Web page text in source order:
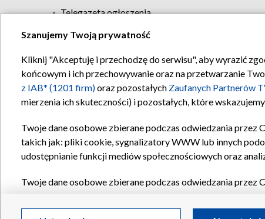
Telegazeta ogłoszenia
Regulamin TVP
Szanujemy Twoją prywatność
Kliknij "Akceptuję i przechodzę do serwisu", aby wyrazić
końcowym i ich przechowywanie oraz na przetwarzanie
z IAB* (1201 firm)oraz pozostałych Zaufanych Partnerów
mierzenia ich skuteczności) i pozostałych, które
Twoje dane osobowe zbierane podczas odwiedzania przez
takich jak: pliki cookie, sygnalizatory WWW lub innych
udostępnianie funkcji mediów społecznościowych oraz
Twoje dane osobowe zbierane podczas odwiedzania przez
Partnerów TVPdla realizacji następujących celów i funkcji: